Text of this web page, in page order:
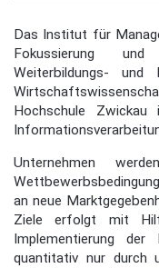
Das Institut für
Fokussierung
Weiterbildungs- und
Hochschule Zwickau
Unternehmen
an neue
Ziele erfolgt mit
Implementierung
quantitativ nur durch